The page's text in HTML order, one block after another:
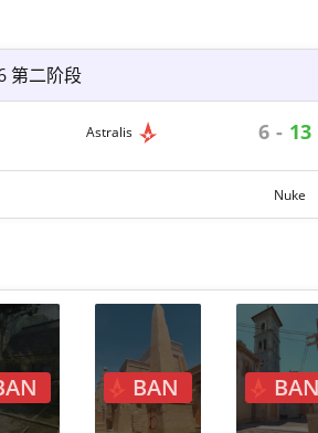
第二阶段
Astralis 6 - 13
Nuke
BAN BAN